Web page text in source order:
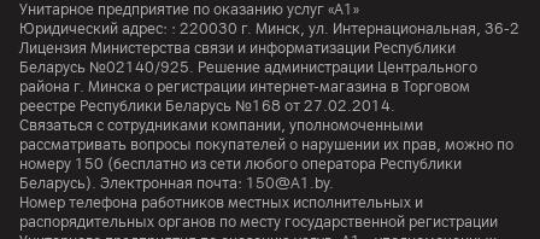
Камера
Разрешение видео
720p HD
Интерфейсы и порты
Bluetooth
5.3
Унитарное предприятие по оказанию услуг «А1»
Юридический адрес: : 220030 г. Минск, ул. Интернациональная, 36-2
Лицензия Министерства связи и информатизации Республики
Беларусь №02140/925. Решение администрации Центрального
района г. Минска о регистрации интернет-магазина в Торговом
реестре Республики Беларусь №168 от 27.02.2014.
Связаться с сотрудниками компании, уполномоченными
рассматривать вопросы покупателей о нарушении их прав, можно по
номеру 150 (бесплатно из сети любого оператора Республики
Беларусь). Электронная почта: 150@A1.by.
Номер телефона работников местных исполнительных и
распорядительных органов по месту государственной регистрации